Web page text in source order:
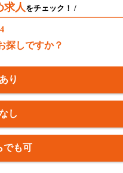
求人をチェック！ /
探しですか？
り
し
でも可